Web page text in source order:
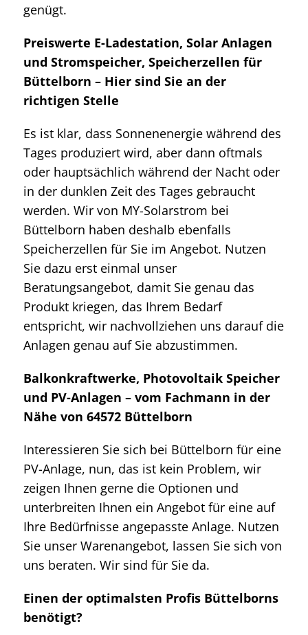
genügt.
Preiswerte E-Ladestation, Solar Anlagen
und Stromspeicher, Speicherzellen für
Büttelborn – Hier sind Sie an der
richtigen Stelle
Es ist klar, dass Sonnenenergie während des
Tages produziert wird, aber dann oftmals
oder hauptsächlich während der Nacht oder
in der dunklen Zeit des Tages gebraucht
werden. Wir von MY-Solarstrom bei
Büttelborn haben deshalb ebenfalls
Speicherzellen für Sie im Angebot. Nutzen
Sie dazu erst einmal unser
Beratungsangebot, damit Sie genau das
Produkt kriegen, das Ihrem Bedarf
entspricht, wir nachvollziehen uns darauf die
Anlagen genau auf Sie abzustimmen.
Balkonkraftwerke, Photovoltaik Speicher
und PV-Anlagen – vom Fachmann in der
Nähe von 64572 Büttelborn
Interessieren Sie sich bei Büttelborn für eine
PV-Anlage, nun, das ist kein Problem, wir
zeigen Ihnen gerne die Optionen und
unterbreiten Ihnen ein Angebot für eine auf
Ihre Bedürfnisse angepasste Anlage. Nutzen
Sie unser Warenangebot, lassen Sie sich von
uns beraten. Wir sind für Sie da.
Einen der optimalsten Profis Büttelborns
benötigt?